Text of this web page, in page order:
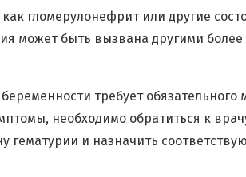
гломерулонефрит или другие
может быть вызвана другими
требует
необходимо обратиться к
гематурии и назначить